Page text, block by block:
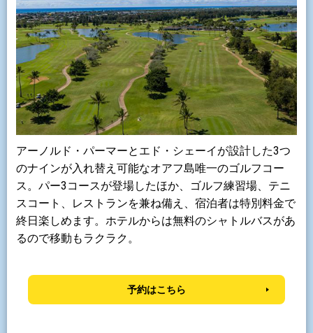
アーノルド・パーマーとエド・シェーイが設計した3つ
のナインが入れ替え可能なオアフ島唯一のゴルフコー
ス。パー3コースが登場したほか、ゴルフ練習場、テニ
スコート、レストランを兼ね備え、宿泊者は特別料金で
終日楽しめます。ホテルからは無料のシャトルバスがあ
るので移動もラクラク。
予約はこちら